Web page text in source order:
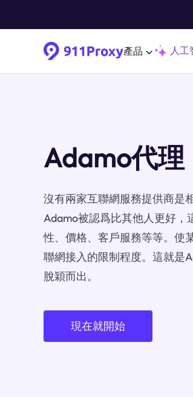
產品 人工
Adamo代理
沒有兩家互聯網服務提供商是
Adamo被認爲比其他人更好，
性、價格、客戶服務等等。使
聯網接入的限制程度。這就是
脫穎而出。
現在就開始